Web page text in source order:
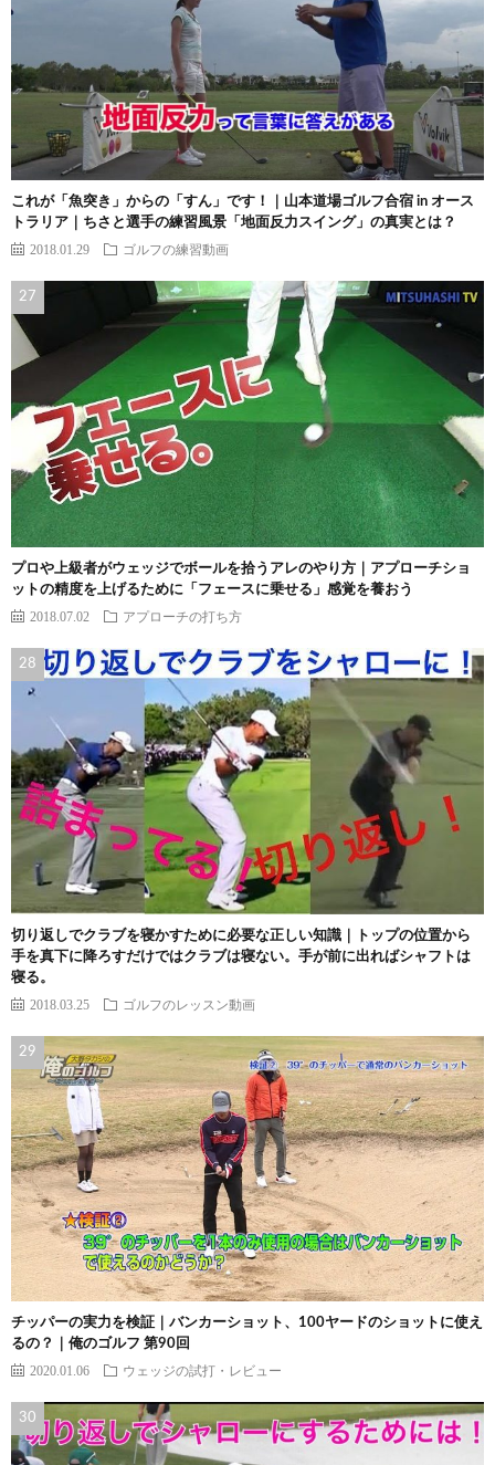
これが「魚突き」からの「すん」です！｜山本道場ゴルフ合宿 in オース
トラリア｜ちさと選手の練習風景「地面反力スイング」の真実とは？
2018.01.29 ゴルフの練習動画
プロや上級者がウェッジでボールを拾うアレのやり方｜アプローチショ
ットの精度を上げるために「フェースに乗せる」感覚を養おう
2018.07.02 アプローチの打ち方
切り返しでクラブを寝かすために必要な正しい知識｜トップの位置から
手を真下に降ろすだけではクラブは寝ない。手が前に出ればシャフトは
寝る。
2018.03.25 ゴルフのレッスン動画
チッパーの実力を検証｜バンカーショット、100ヤードのショットに使え
るの？｜俺のゴルフ 第90回
2020.01.06 ウェッジの試打・レビュー